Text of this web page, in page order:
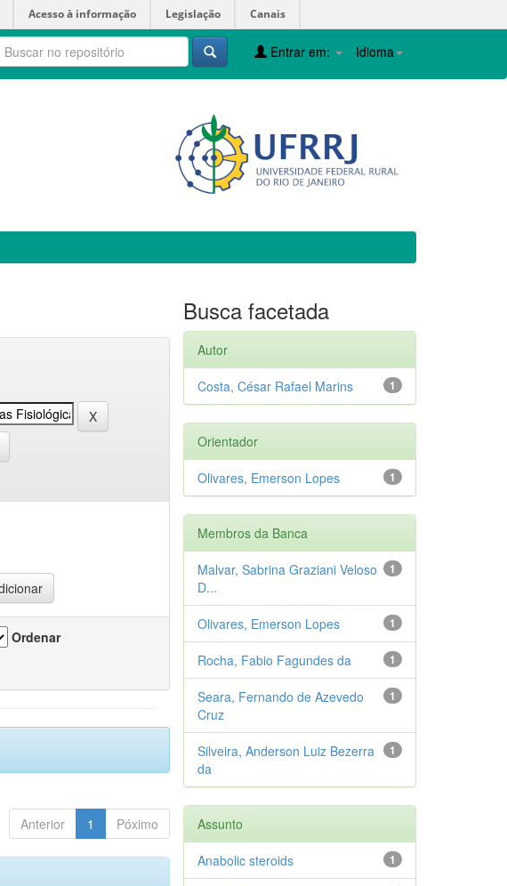
Acesso à informação Legislação Canais
Idioma
Entrar em:
Ordenar
Anterior 1 Póximo
Busca facetada
Autor
1
Costa, César Rafael Marins
Orientador
1
Olivares, Emerson Lopes
Membros da Banca
1
Malvar, Sabrina Graziani Veloso
D...
1
Olivares, Emerson Lopes
1
Rocha, Fabio Fagundes da
1
Seara, Fernando de Azevedo
Cruz
1
Silveira, Anderson Luiz Bezerra
da
Assunto
1
Anabolic steroids